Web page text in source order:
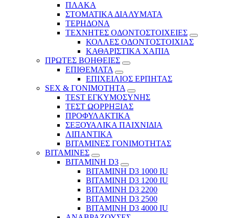
ΠΛΑΚΑ
ΣΤΟΜΑΤΙΚΑ ΔΙΑΛΥΜΑΤΑ
ΤΕΡΗΔΟΝΑ
ΤΕΧΝΗΤΕΣ ΟΔΟΝΤΟΣΤΟΙΧΕΙΕΣ
ΚΟΛΛΕΣ ΟΔΟΝΤΟΣΤΟΙΧΙΑΣ
ΚΑΘΑΡΙΣΤΙΚΑ ΧΑΠΙΑ
ΠΡΩΤΕΣ ΒΟΗΘΕΙΕΣ
ΕΠΙΘΕΜΑΤΑ
ΕΠΙΧΕΙΛΙΟΣ ΕΡΠΗΤΑΣ
SEX & ΓΟΝΙΜΟΤΗΤΑ
TEST ΕΓΚΥΜΟΣΥΝΗΣ
ΤΕΣΤ ΩΟΡΡΗΞΙΑΣ
ΠΡΟΦΥΛΑΚΤΙΚΑ
ΣΕΞΟΥΑΛΙΚΑ ΠΑΙΧΝΙΔΙΑ
ΛΙΠΑΝΤΙΚΑ
ΒΙΤΑΜΙΝΕΣ ΓΟΝΙΜΟΤΗΤΑΣ
ΒΙΤΑΜΙΝΕΣ
ΒΙΤΑΜΙΝΗ D3
ΒΙΤΑΜΙΝΗ D3 1000 IU
ΒΙΤΑΜΙΝΗ D3 1200 IU
ΒΙΤΑΜΙΝΗ D3 2200
ΒΙΤΑΜΙΝΗ D3 2500
BITAMINH D3 4000 IU